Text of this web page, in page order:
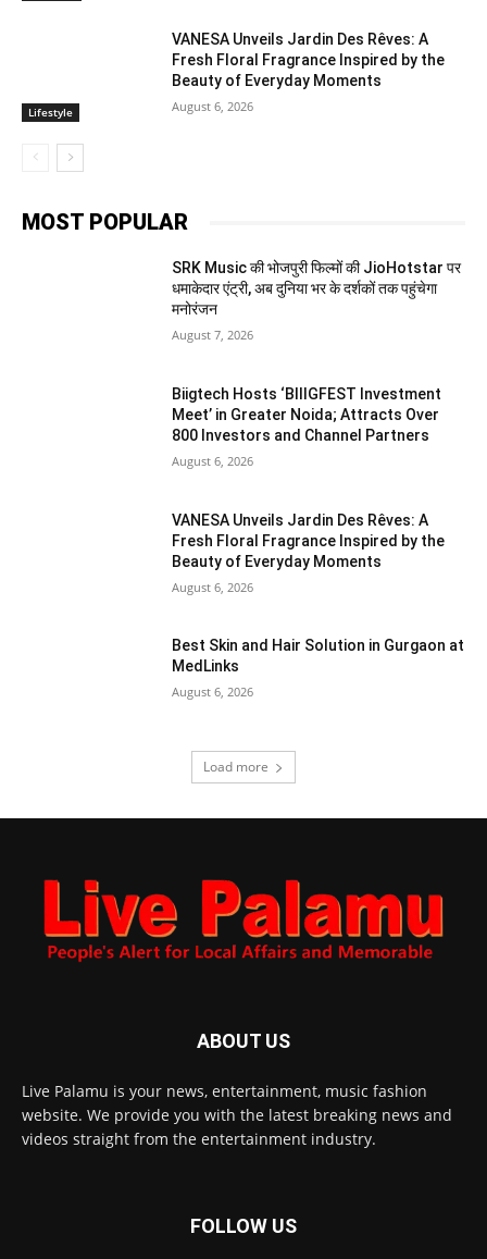
Lifestyle
VANESA Unveils Jardin Des Rêves: A
Fresh Floral Fragrance Inspired by the
Beauty of Everyday Moments
August 6, 2026
MOST POPULAR
SRK Music की भोजपुरी फिल्मों की JioHotstar पर
धमाकेदार एंट्री, अब दुनिया भर के दर्शकों तक पहुंचेगा
मनोरंजन
August 7, 2026
Biigtech Hosts ‘BIIIGFEST Investment
Meet’ in Greater Noida; Attracts Over
800 Investors and Channel Partners
August 6, 2026
VANESA Unveils Jardin Des Rêves: A
Fresh Floral Fragrance Inspired by the
Beauty of Everyday Moments
August 6, 2026
Best Skin and Hair Solution in Gurgaon at
MedLinks
August 6, 2026
Load more
ABOUT US
Live Palamu is your news, entertainment, music fashion
website. We provide you with the latest breaking news and
videos straight from the entertainment industry.
FOLLOW US